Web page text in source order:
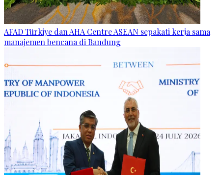
AFAD Türkiye dan AHA Centre ASEAN sepakati kerja sama
manajemen bencana di Bandung